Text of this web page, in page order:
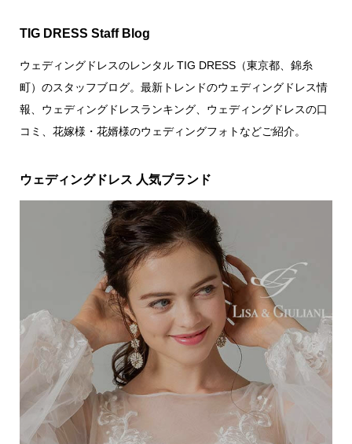
TIG DRESS Staff Blog
ウェディングドレスのレンタル TIG DRESS（東京都、錦糸
町）のスタッフブログ。最新トレンドのウェディングドレス情
報、ウェディングドレスランキング、ウェディングドレスの口
コミ、花嫁様・花婿様のウェディングフォトなどご紹介。
ウェディングドレス 人気ブランド